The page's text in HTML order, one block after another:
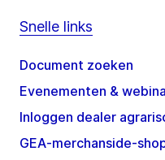
Snelle links
Document zoeken
Evenementen &
Inloggen dealer
GEA-merchanside-